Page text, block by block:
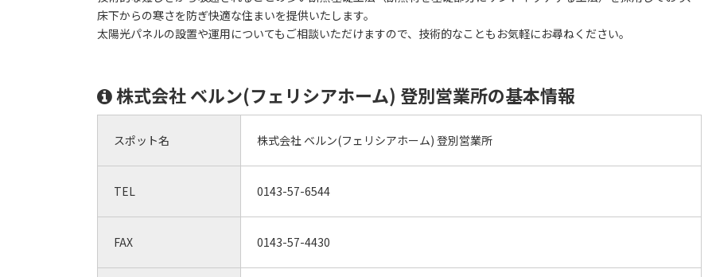
床下からの寒さを防ぎ快適な住まいを提供いたします。
太陽光パネルの設置や運用についてもご相談いただけますので、技術的なこともお気軽にお尋ねください。
株式会社 ベルン(フェリシアホーム) 登別営業所の基本情報
スポット名 株式会社 ベルン(フェリシアホーム) 登別営業所
TEL 0143-57-6544
FAX 0143-57-4430